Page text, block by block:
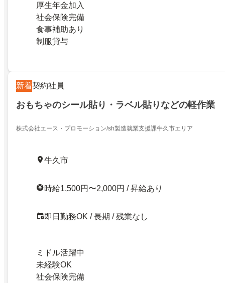
厚生年金加入
社会保険完備
食事補助あり
制服貸与
新着契約社員
おもちゃのシール貼り・ラベル貼りなどの軽作業
株式会社エース・プロモーション/sh製造就業支援課牛久市エリア
牛久市
時給1,500円〜2,000円 / 昇給あり
即日勤務OK / 長期 / 残業なし
ミドル活躍中
未経験OK
社会保険完備